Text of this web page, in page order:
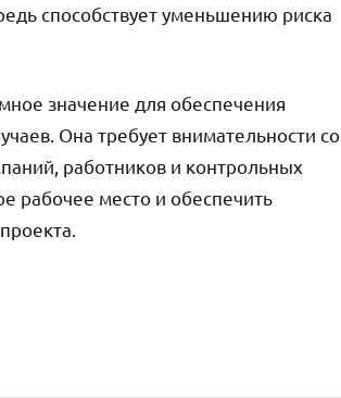
способствует уменьшению риска
значение для обеспечения
Она требует внимательности со
работников и контрольных
рабочее место и обеспечить